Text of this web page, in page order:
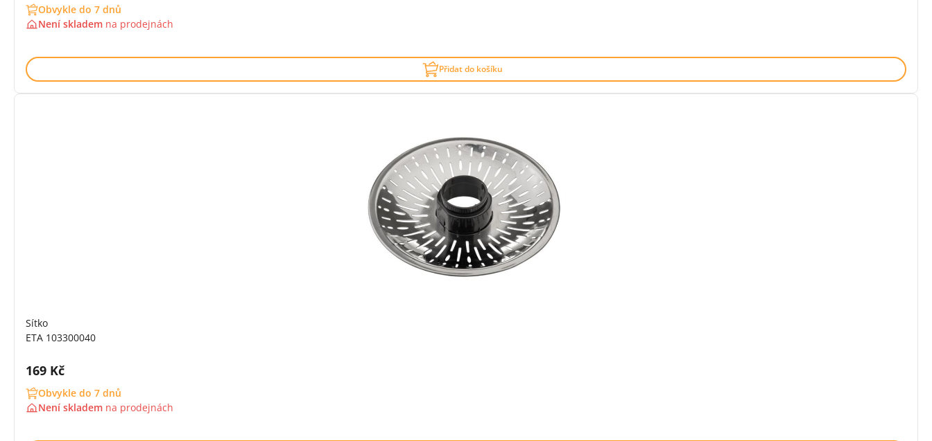
Obvykle do 7 dnů
Není skladem na prodejnách
Přidat do košíku
Sítko
ETA 103300040
Cena s DPH:
169 Kč
Obvykle do 7 dnů
Není skladem na prodejnách